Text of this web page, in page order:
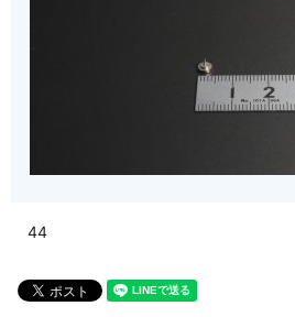
44